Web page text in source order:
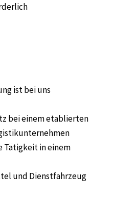
ist bei uns
bei einem etablierten
Tätigkeit in einem
und Dienstfahrzeug